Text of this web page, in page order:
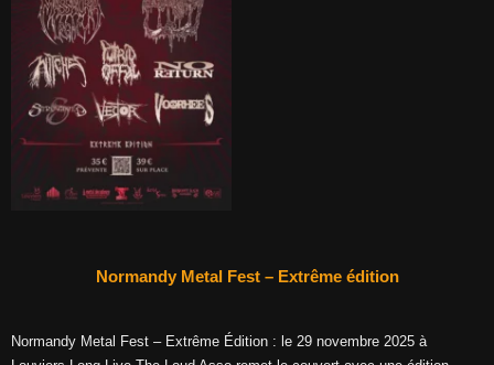
Normandy Metal Fest – Extrême édition
Normandy Metal Fest – Extrême Édition : le 29 novembre 2025 à